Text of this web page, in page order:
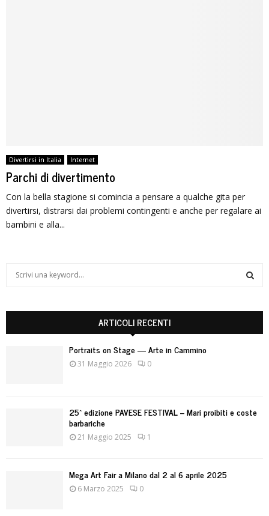
Divertirsi in Italia Internet
Parchi di divertimento
Con la bella stagione si comincia a pensare a qualche gita per
divertirsi, distrarsi dai problemi contingenti e anche per regalare ai
bambini e alla...
h
H
ARTICOLI RECENTI
Portraits on Stage — Arte in Cammino
31 Maggio 2026 0
25^ edizione PAVESE FESTIVAL – Mari proibiti e coste
barbariche
21 Maggio 2025 1
Mega Art Fair a Milano dal 2 al 6 aprile 2025
6 Marzo 2025 0